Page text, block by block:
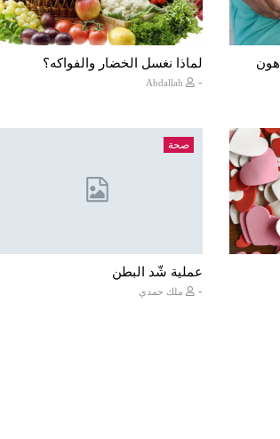
لماذا نغسل الخضار والفواكه؟
-
صحة
عملية شّد البطن
- ملك حمدي